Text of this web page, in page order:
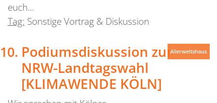
euch…
Tag: Sonstige Vortrag & Diskussion
Podiumsdiskussion zur
NRW-Landtagswahl
[KLIMAWENDE KÖLN]
Allerweltshaus